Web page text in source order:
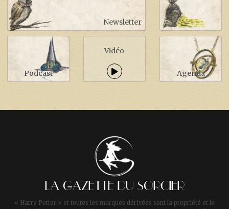
Newsletter
Podcast
Vidéo
Agenda
LA GAZETTE DU SORCIER
« Harry Potter » et toutes les marques dérivées sont la propriété et le